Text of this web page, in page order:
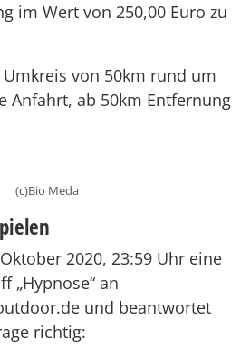
im Wert von 250,00 Euro zu
von 50km rund um
Anfahrt, ab 50km Entfernung
(c)Bio Meda
2020, 23:59 Uhr eine
„Hypnose“ an
und beantwortet
richtig: